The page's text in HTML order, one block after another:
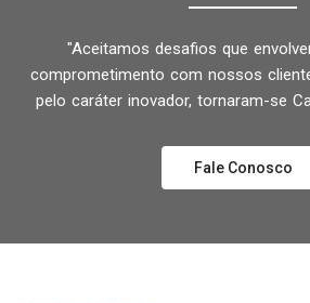
"Aceitamos desafios que
comprometimento com nossos
pelo caráter inovador, tornaram-se
Fale Conosco